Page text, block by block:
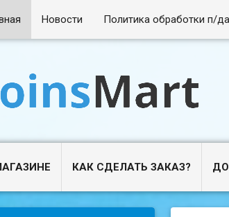
Новости Политика обработки п/
КАК СДЕЛАТЬ ЗАКАЗ?